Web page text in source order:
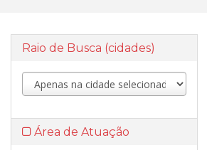
Raio de Busca (cidades)
Área de Atuação